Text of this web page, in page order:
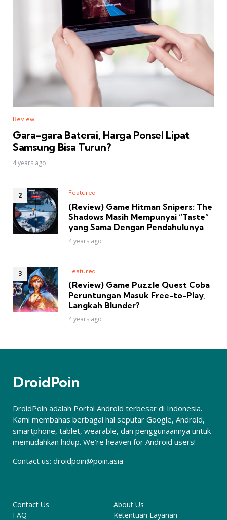
Review
Gara-gara Baterai, Harga Ponsel Lipat
Samsung Bisa Turun?
4 years ago
Featured
(Review) Game Hitman Snipers: The
Shadows Masih Mempunyai “Taste”
yang Sama Dengan Pendahulunya
4 years ago
Featured
(Review) Game Puzzle Quest Coba
Peruntungan Masuk Free-to-Play,
Langkah Blunder?
4 years ago
DroidPoin
DroidPoin adalah Portal Android terbesar di Indonesia.
Kami membahas berbagai hal seputar Google, Android,
smartphone, tablet, wearable, dan penggunaannya untuk
memudahkan hidup. We’re heaven for Android users!
Contact us: droidpoin@poin.asia
Contact Us
About Us
FAQ
Ketentuan Layanan